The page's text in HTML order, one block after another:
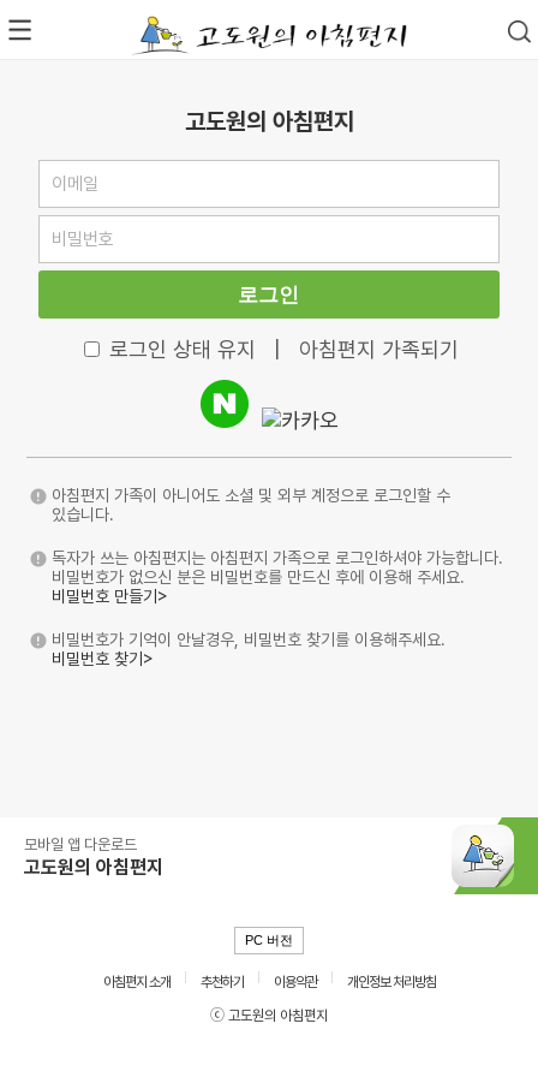
고도원의 아침편지
로그인
로그인 상태 유지 아침편지 가족되기
아침편지 가족이 아니어도 소셜 및 외부 계정으로 로그인할 수
있습니다.
독자가 쓰는 아침편지는 아침편지 가족으로 로그인하셔야 가능합니다.
비밀번호가 없으신 분은 비밀번호를 만드신 후에 이용해 주세요.
비밀번호 만들기>
비밀번호가 기억이 안날경우, 비밀번호 찾기를 이용해주세요.
비밀번호 찾기>
모바일 앱 다운로드
고도원의 아침편지
PC 버전
아침편지 소개 추천하기 이용약관
개인정보 처리방침
ⓒ 고도원의 아침편지